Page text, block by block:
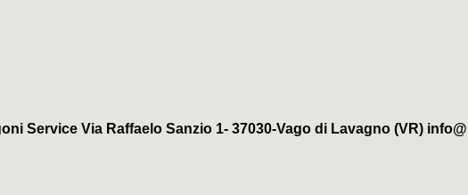
Service Via Raffaelo Sanzio 1- 37030-Vago di Lavagno (VR)